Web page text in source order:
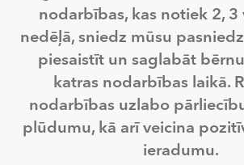
nodarbības, kas notiek 2, 3
nedēļā, sniedz mūsu
piesaistīt un saglabāt
katras nodarbības laikā.
nodarbības uzlabo
plūdumu, kā arī veicina
ieradumu.